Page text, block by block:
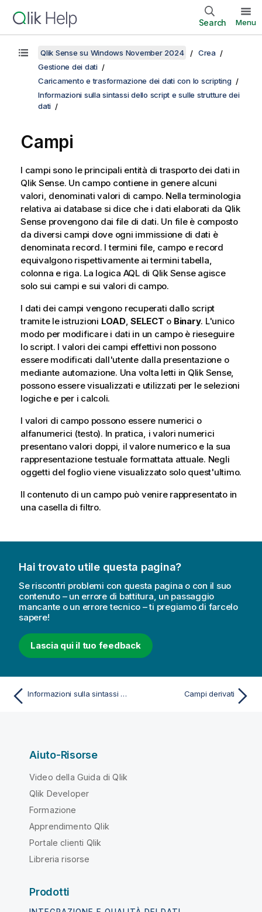
Search Menu
Qlik Sense su Windows November 2024
Crea
Gestione dei dati
Caricamento e trasformazione dei dati con lo scripting
Informazioni sulla sintassi dello script e sulle strutture dei
dati
Campi
I campi sono le principali entità di trasporto dei dati in
Qlik Sense. Un campo contiene in genere alcuni
valori, denominati valori di campo. Nella terminologia
relativa ai database si dice che i dati elaborati da Qlik
Senseprovengono dai file di dati. Un file è composto
da diversi campi dove ogni immissione di dati è
denominata record. I termini file, campo e record
equivalgono rispettivamente ai termini tabella,
colonna e riga. La logica AQL di Qlik Senseagisce
solo sui campi e sui valori di campo.
I dati dei campi vengono recuperati dallo script
tramite le istruzioni LOAD, SELECT o Binary. L'unico
modo per modificare i dati in un campo è rieseguire
lo script. I valori dei campi effettivi non possono
essere modificati dall'utente dalla presentazione o
mediante automazione. Una volta letti in Qlik Sense,
possono essere visualizzati e utilizzati per le selezioni
logiche e per i calcoli.
I valori di campo possono essere numerici o
alfanumerici (testo). In pratica, i valori numerici
presentano valori doppi, il valore numerico e la sua
rappresentazione testuale formattata attuale. Negli
oggetti del foglio viene visualizzato solo quest'ultimo.
Il contenuto di un campo può venire rappresentato in
una casella di filtro.
Hai trovato utile questa pagina?
Se riscontri problemi con questa pagina o con il suo
contenuto – un errore di battitura, un passaggio
mancante o un errore tecnico – ti pregiamo di farcelo
sapere!
Lascia qui il tuo feedback
Informazioni sulla sintassi dello script e sulle strutture dei dati Campi derivati
Aiuto-Risorse
Video della Guida di Qlik
Qlik Developer
Formazione
Apprendimento Qlik
Portale clienti Qlik
Libreria risorse
Prodotti